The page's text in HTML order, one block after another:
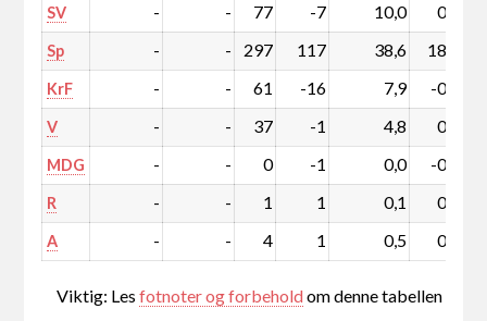
SV - - 77 -7 10,0 0,6
Sp - - 297 117 38,6 18,4
KrF - - 61 -16 7,9 -0,7
V - - 37 -1 4,8 0,5
MDG - - 0 -1 0,0 -0,1
R - - 1 1 0,1 0,1
A - - 4 1 0,5 0,2
Viktig: Lesfotnoter og forbeholdom denne tabellen